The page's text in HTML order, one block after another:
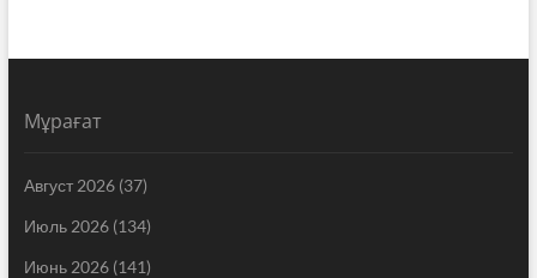
Мұрағат
Август 2026(37)
Июль 2026(134)
Июнь 2026(141)